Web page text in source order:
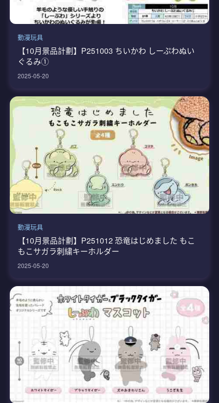
動漫玩具
【10月景品計劃】P251003 ちいかわ しーぷわぬい
ぐるみ①
2025-05-20
動漫玩具
【10月景品計劃】P251012 恐竜はじめました もこ
もこサガラ刺繍キーホルダー
2025-05-20